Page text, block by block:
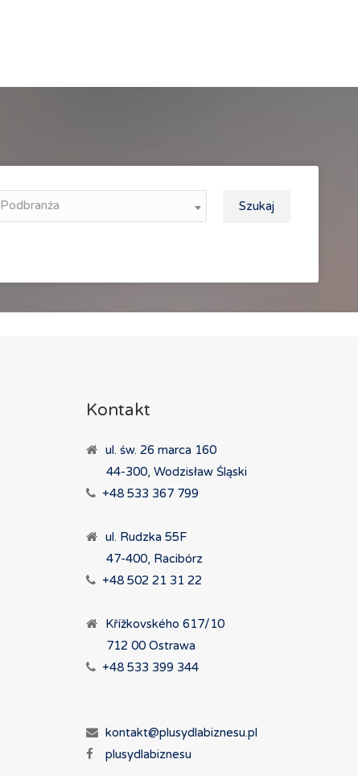
Podbranża Szukaj
Kontakt
ul. św. 26 marca 160
44-300, Wodzisław Śląski
+48 533 367 799
ul. Rudzka 55F
47-400, Racibórz
+48 502 21 31 22
Křížkovského 617/10
712 00 Ostrawa
+48 533 399 344
kontakt@plusydlabiznesu.pl
plusydlabiznesu